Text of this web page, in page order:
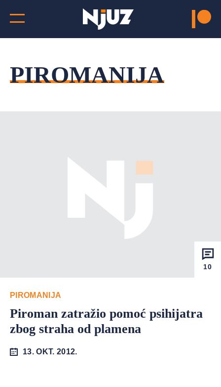
PIROMANIJA
10
PIROMANIJA
Piroman zatražio pomoć psihijatra
zbog straha od plamena
13. OKT. 2012.